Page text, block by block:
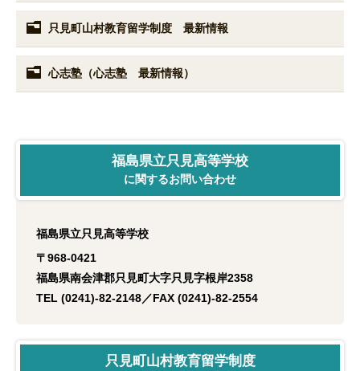
只見町山村教育留学制度 最新情報
心志塾（心志塾 最新情報）
福島県立只見高等学校
に関するお問い合わせ
福島県立只見高等学校
〒968-0421
福島県南会津郡只見町大字只見字根岸2358
TEL (0241)-82-2148／FAX (0241)-82-2554
只見町山村教育留学制度